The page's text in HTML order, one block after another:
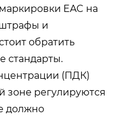
EAC на
и
обратить
стандарты.
(ПДК)
зоне регулируются
должно